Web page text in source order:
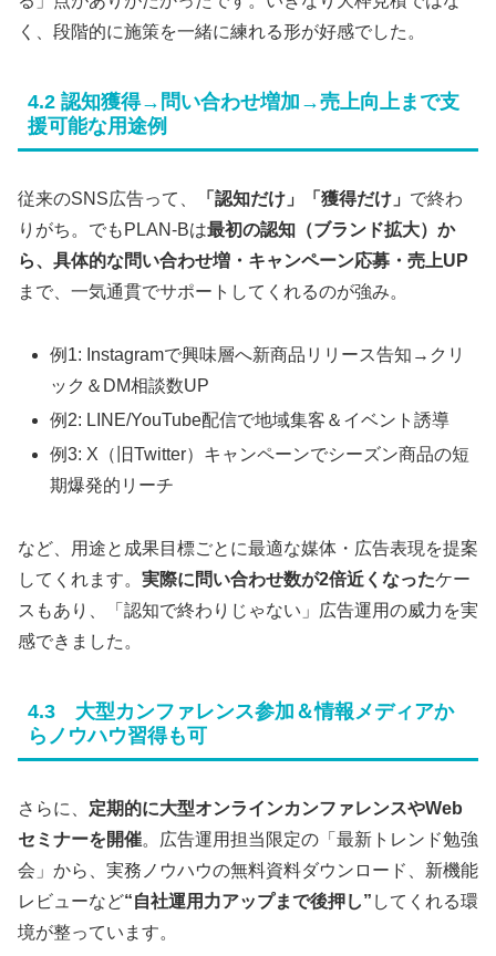
く、段階的に施策を一緒に練れる形が好感でした。
4.2 認知獲得→問い合わせ増加→売上向上まで支
援可能な用途例
従来のSNS広告って、 「認知だけ」「獲得だけ」 で終わ
りがち。でもPLAN-Bは最初の認知（ブランド拡大）か
ら、具体的な問い合わせ増・キャンペーン応募・売上UP
まで、一気通貫でサポートしてくれるのが強み。
例1: Instagramで興味層へ新商品リリース告知→クリ
ック＆DM相談数UP
例2: LINE/YouTube配信で地域集客＆イベント誘導
例3: X（旧Twitter）キャンペーンでシーズン商品の短
期爆発的リーチ
など、用途と成果目標ごとに最適な媒体・広告表現を提案
してくれます。 実際に問い合わせ数が2倍近くなったケー
スもあり、「認知で終わりじゃない」広告運用の威力を実
感できました。
4.3 大型カンファレンス参加＆情報メディアか
らノウハウ習得も可
さらに、 定期的に大型オンラインカンファレンスやWeb
セミナーを開催。広告運用担当限定の「最新トレンド勉強
会」から、実務ノウハウの無料資料ダウンロード、新機能
レビューなど“自社運用力アップまで後押し” してくれる環
境が整っています。